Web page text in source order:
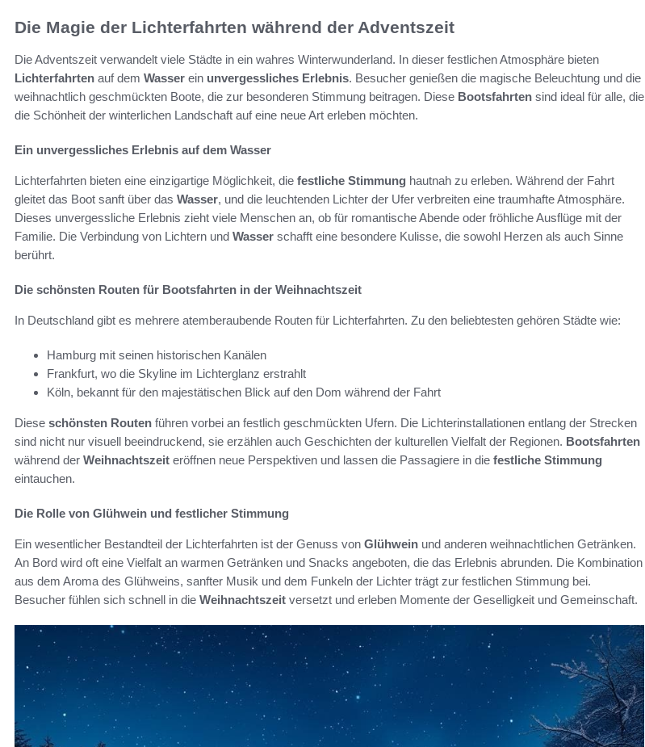
Die Magie der Lichterfahrten während der Adventszeit
Die Adventszeit verwandelt viele Städte in ein wahres Winterwunderland. In dieser festlichen Atmosphäre bieten
Lichterfahrten auf dem Wasser ein unvergessliches Erlebnis. Besucher genießen die magische Beleuchtung und die
weihnachtlich geschmückten Boote, die zur besonderen Stimmung beitragen. Diese Bootsfahrten sind ideal für alle, die
die Schönheit der winterlichen Landschaft auf eine neue Art erleben möchten.
Ein unvergessliches Erlebnis auf dem Wasser
Lichterfahrten bieten eine einzigartige Möglichkeit, die festliche Stimmung hautnah zu erleben. Während der Fahrt
gleitet das Boot sanft über das Wasser, und die leuchtenden Lichter der Ufer verbreiten eine traumhafte Atmosphäre.
Dieses unvergessliche Erlebnis zieht viele Menschen an, ob für romantische Abende oder fröhliche Ausflüge mit der
Familie. Die Verbindung von Lichtern und Wasser schafft eine besondere Kulisse, die sowohl Herzen als auch Sinne
berührt.
Die schönsten Routen für Bootsfahrten in der Weihnachtszeit
In Deutschland gibt es mehrere atemberaubende Routen für Lichterfahrten. Zu den beliebtesten gehören Städte wie:
Hamburg mit seinen historischen Kanälen
Frankfurt, wo die Skyline im Lichterglanz erstrahlt
Köln, bekannt für den majestätischen Blick auf den Dom während der Fahrt
Diese schönsten Routen führen vorbei an festlich geschmückten Ufern. Die Lichterinstallationen entlang der Strecken
sind nicht nur visuell beeindruckend, sie erzählen auch Geschichten der kulturellen Vielfalt der Regionen. Bootsfahrten
während der Weihnachtszeit eröffnen neue Perspektiven und lassen die Passagiere in die festliche Stimmung
eintauchen.
Die Rolle von Glühwein und festlicher Stimmung
Ein wesentlicher Bestandteil der Lichterfahrten ist der Genuss von Glühwein und anderen weihnachtlichen Getränken.
An Bord wird oft eine Vielfalt an warmen Getränken und Snacks angeboten, die das Erlebnis abrunden. Die Kombination
aus dem Aroma des Glühweins, sanfter Musik und dem Funkeln der Lichter trägt zur festlichen Stimmung bei.
Besucher fühlen sich schnell in die Weihnachtszeit versetzt und erleben Momente der Geselligkeit und Gemeinschaft.